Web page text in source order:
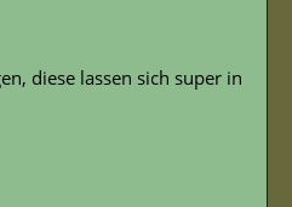
diese lassen sich super in